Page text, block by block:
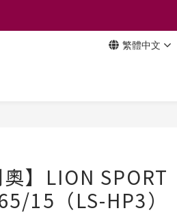
繁體中文
奧】LION SPORT
15（LS-HP3）